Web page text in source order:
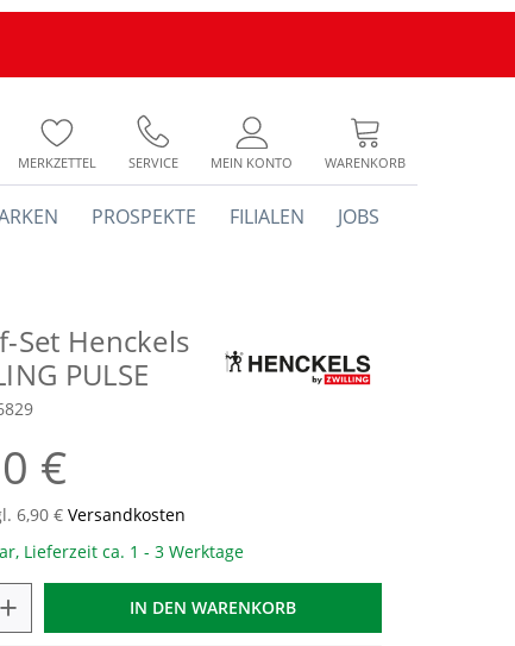
MERKZETTEL SERVICE MEIN KONTO WARENKORB
PROSPEKTE FILIALEN JOBS
Set Henckels
PULSE
€
6,90 € Versandkosten
Lieferzeit ca. 1 - 3 Werktage
+ IN DEN WARENKORB